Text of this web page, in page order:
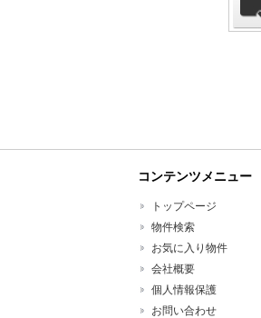
コンテンツメニュー
トップページ
物件検索
お気に入り物件
会社概要
個人情報保護
お問い合わせ